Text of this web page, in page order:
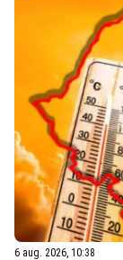
6 aug. 2026, 10:38